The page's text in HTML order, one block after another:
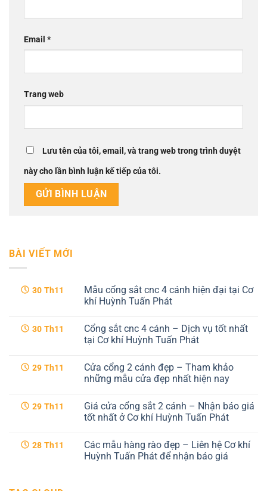
Email *
Trang web
Lưu tên của tôi, email, và trang web trong trình duyệt
này cho lần bình luận kế tiếp của tôi.
BÀI VIẾT MỚI
30 Th11
Mẫu cổng sắt cnc 4 cánh hiện đại tại Cơ
khí Huỳnh Tuấn Phát
bình
luận
ở
sắt
cnc
4
đại
tại
Cơ
Tuấn
Phát
30 Th11
Cổng sắt cnc 4 cánh – Dịch vụ tốt nhất
tại Cơ khí Huỳnh Tuấn Phát
bình
luận
ở
cnc
4
cánh
vụ
tốt
nhất
29 Th11
Cửa cổng 2 cánh đẹp – Tham khảo
những mẫu cửa đẹp nhất hiện nay
bình
luận
ở
2
cánh
đẹp
29 Th11
Giá cửa cổng sắt 2 cánh – Nhận báo giá
tốt nhất ở Cơ khí Huỳnh Tuấn Phát
bình
luận
ở
28 Th11
Các mẫu hàng rào đẹp – Liên hệ Cơ khí
Huỳnh Tuấn Phát để nhận báo giá